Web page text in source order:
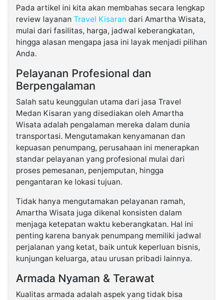
Pada artikel ini kita akan membahas secara lengkap
review layanan Travel Kisaran dari Amartha Wisata,
mulai dari fasilitas, harga, jadwal keberangkatan,
hingga alasan mengapa jasa ini layak menjadi pilihan
Anda.
Pelayanan Profesional dan
Berpengalaman
Salah satu keunggulan utama dari jasa Travel
Medan Kisaran yang disediakan oleh Amartha
Wisata adalah pengalaman mereka dalam dunia
transportasi. Mengutamakan kenyamanan dan
kepuasan penumpang, perusahaan ini menerapkan
standar pelayanan yang profesional mulai dari
proses pemesanan, penjemputan, hingga
pengantaran ke lokasi tujuan.
Tidak hanya mengutamakan pelayanan ramah,
Amartha Wisata juga dikenal konsisten dalam
menjaga ketepatan waktu keberangkatan. Hal ini
penting karena banyak penumpang memiliki jadwal
perjalanan yang ketat, baik untuk keperluan bisnis,
kunjungan keluarga, atau urusan pribadi lainnya.
Armada Nyaman & Terawat
Kualitas armada adalah aspek yang tidak bisa